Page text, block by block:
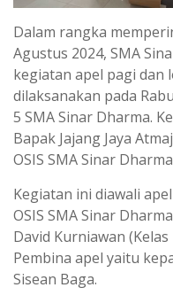
Dalam rangka
Agustus 2024, SMA
kegiatan apel pagi dan
dilaksanakan pada
5 SMA Sinar Dharma.
Bapak Jajang Jaya
OSIS SMA Sinar
Kegiatan ini diawali
OSIS SMA Sinar
David Kurniawan
Pembina apel yaitu
Sisean Baga.